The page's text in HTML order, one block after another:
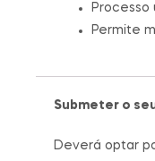
Processo
Permite
Submeter o
Deverá optar